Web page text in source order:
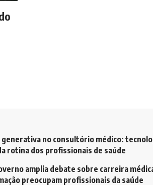
generativa no consultório médico:
rotina dos profissionais de saúde
amplia debate sobre carreira
preocupam profissionais da saúde